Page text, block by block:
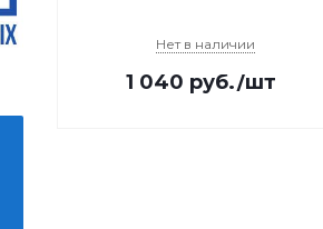
Нет в наличии
1 040 руб./шт